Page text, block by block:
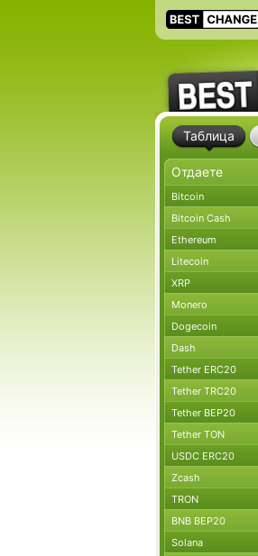
Таблица
Bitcoin
Bitcoin Cash
Ethereum
Litecoin
XRP
Monero
Dogecoin
Dash
Tether ERC20
Tether TRC20
Tether BEP20
Tether TON
USDC ERC20
Zcash
TRON
BNB BEP20
Solana